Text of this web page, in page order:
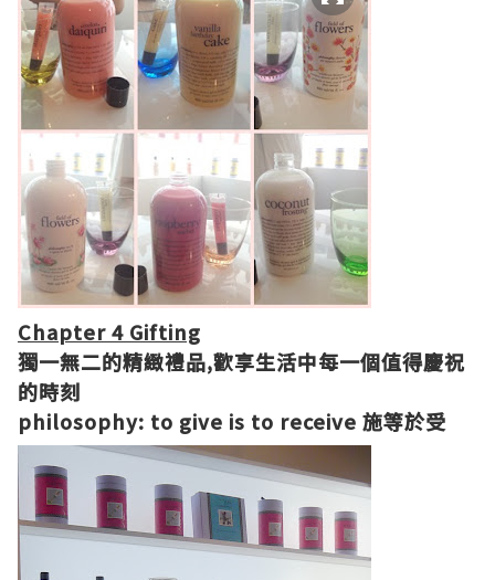
Chapter 4 Gifting
獨一無二的精緻禮品,歡享生活中每一個值得慶祝
的時刻
philosophy: to give is to receive 施等於受